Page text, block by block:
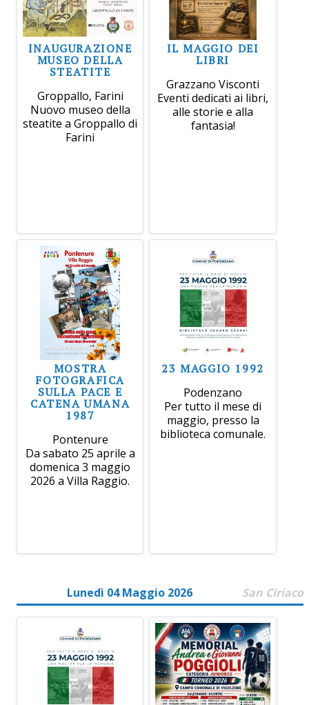
INAUGURAZIONE
MUSEO DELLA
STEATITE
Groppallo, Farini
Nuovo museo della
steatite a Groppallo di
Farini
IL MAGGIO DEI
LIBRI
Grazzano Visconti
Eventi dedicati ai libri,
alle storie e alla
fantasia!
MOSTRA
FOTOGRAFICA
SULLA PACE E
CATENA UMANA
1987
Pontenure
Da sabato 25 aprile a
domenica 3 maggio
2026 a Villa Raggio.
23 MAGGIO 1992
Podenzano
Per tutto il mese di
maggio, presso la
biblioteca comunale.
Lunedì 04 Maggio 2026 San Ciriaco